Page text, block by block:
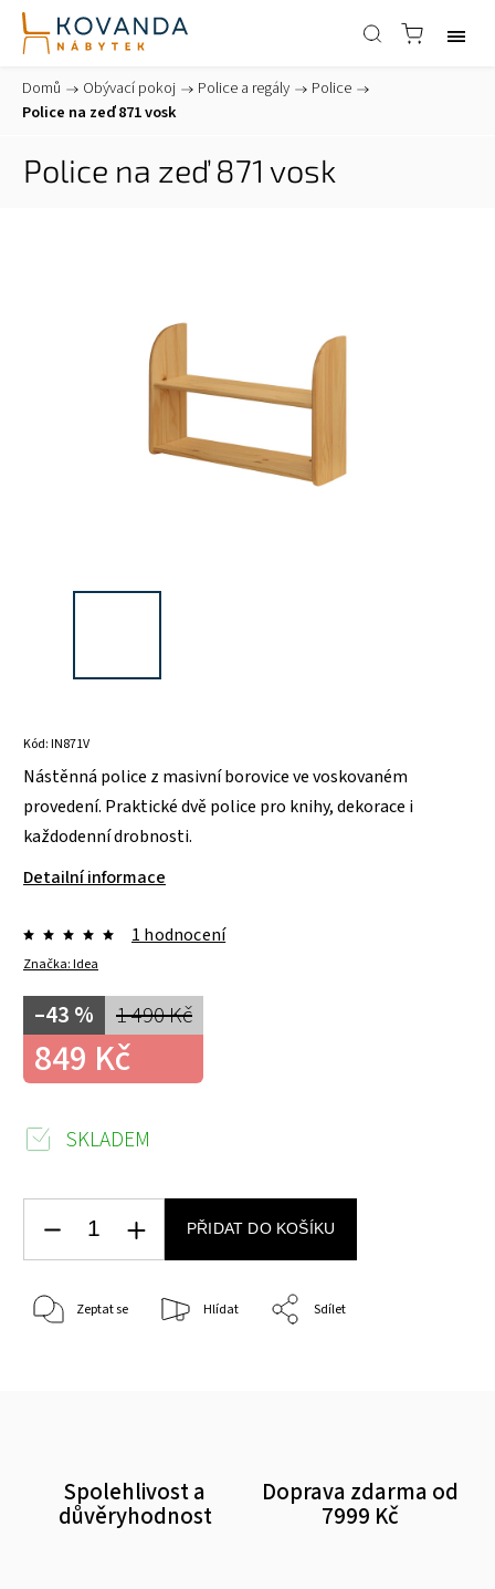
Domů / Obývací pokoj / Police a regály / Police /
Police na zeď 871 vosk
Police na zeď 871 vosk
Kód:IN871V
Nástěnná police z masivní borovice ve voskovaném
provedení. Praktické dvě police pro knihy, dekorace i
každodenní drobnosti.
Detailní informace
Značka:Idea
1 hodnocení
1 490 Kč
–43 %
849 Kč
SKLADEM
PŘIDAT DO KOŠÍKU
Zeptat se Hlídat Sdílet
Spolehlivost a
důvěryhodnost
Doprava zdarma od
7999 Kč